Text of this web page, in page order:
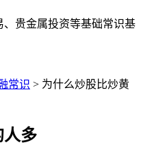
贵金属投资等基础常识基
常识 > 为什么炒股比炒黄
人多